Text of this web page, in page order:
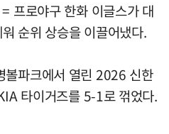
프로야구 한화 이글스가 대
순위 상승을 이끌어냈다.
볼파크에서 열린 2026 신한
타이거즈를 5-1로 꺾었다.